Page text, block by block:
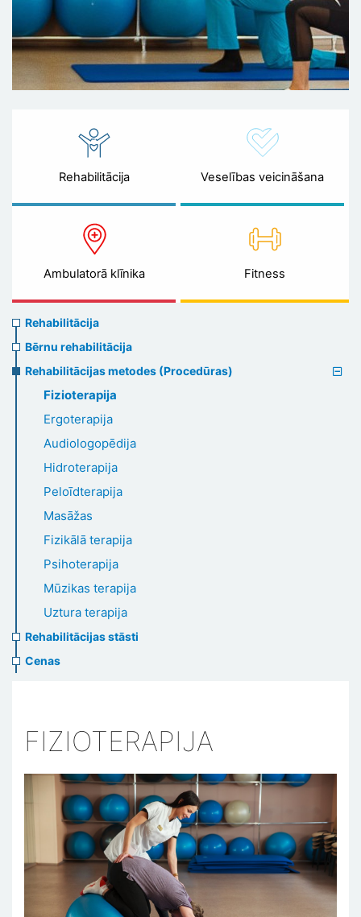
Rehabilitācija Veselības veicināšana
Ambulatorā klīnika Fitness
Rehabilitation
menu
Rehabilitācija
Bērnu rehabilitācija
Rehabilitācijas metodes (Procedūras)
Fizioterapija
Ergoterapija
Audiologopēdija
Hidroterapija
Peloīdterapija
Masāžas
Fizikālā terapija
Psihoterapija
Mūzikas terapija
Uztura terapija
Rehabilitācijas stāsti
Cenas
FIZIOTERAPIJA